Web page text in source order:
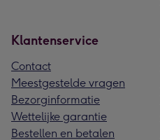
Klantenservice
Contact
Meestgestelde vragen
Bezorginformatie
Wettelijke garantie
Bestellen en betalen